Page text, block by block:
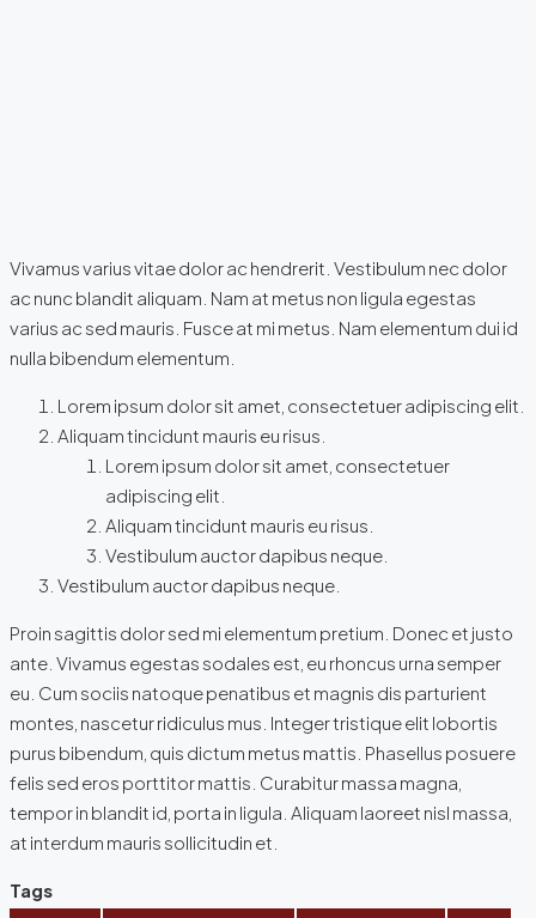
Vivamus varius vitae dolor ac hendrerit. Vestibulum nec dolor
ac nunc blandit aliquam. Nam at metus non ligula egestas
varius ac sed mauris. Fusce at mi metus. Nam elementum dui id
nulla bibendum elementum.
Lorem ipsum dolor sit amet, consectetuer adipiscing elit.
Aliquam tincidunt mauris eu risus.
Lorem ipsum dolor sit amet, consectetuer
adipiscing elit.
Aliquam tincidunt mauris eu risus.
Vestibulum auctor dapibus neque.
Vestibulum auctor dapibus neque.
Proin sagittis dolor sed mi elementum pretium. Donec et justo
ante. Vivamus egestas sodales est, eu rhoncus urna semper
eu. Cum sociis natoque penatibus et magnis dis parturient
montes, nascetur ridiculus mus. Integer tristique elit lobortis
purus bibendum, quis dictum metus mattis. Phasellus posuere
felis sed eros porttitor mattis. Curabitur massa magna,
tempor in blandit id, porta in ligula. Aliquam laoreet nisl massa,
at interdum mauris sollicitudin et.
Tags